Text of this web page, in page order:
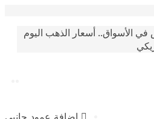
أسعار الذهب اليوم